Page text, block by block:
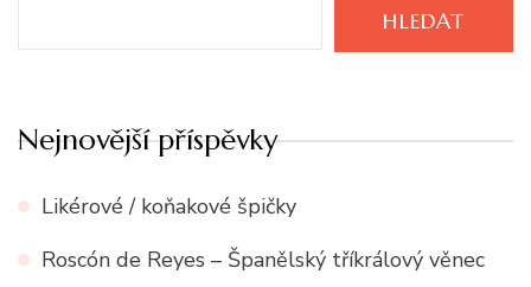
HLEDAT
Nejnovější příspěvky
Likérové / koňakové špičky
Roscón de Reyes – Španělský tříkrálový věnec